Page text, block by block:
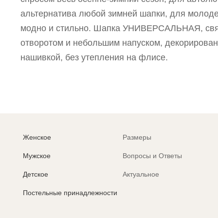
альтернатива любой зимней шапки, для
модно и стильно. Шапка УНИВЕРСАЛЬНАЯ,
отворотом и небольшим напуском,
нашивкой, без утепления на флисе.
Женское
Мужское
Детское
Постельные принадлежности
Размеры
Вопросы и Ответы
Актуальное